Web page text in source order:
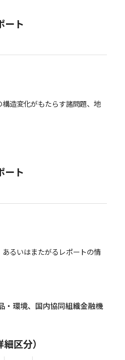
ート
造変化がもたらす諸問題、地
ート
るいはまたがるレポートの情
・環境、国内協同組織金融機
区分）